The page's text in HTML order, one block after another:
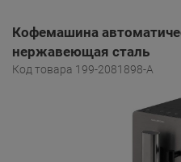
Кофемашина
нержавеющая сталь
Код товара 199-2081898-A